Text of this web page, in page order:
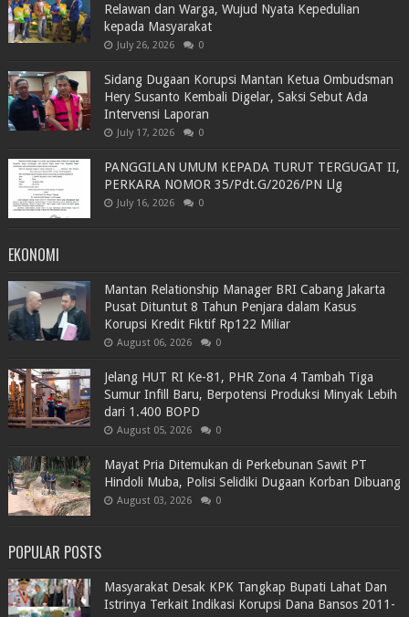
Relawan dan Warga, Wujud Nyata Kepedulian
kepada Masyarakat
July 26, 2026 0
Sidang Dugaan Korupsi Mantan Ketua Ombudsman
Hery Susanto Kembali Digelar, Saksi Sebut Ada
Intervensi Laporan
July 17, 2026 0
PANGGILAN UMUM KEPADA TURUT TERGUGAT II,
PERKARA NOMOR 35/Pdt.G/2026/PN Llg
July 16, 2026 0
EKONOMI
Mantan Relationship Manager BRI Cabang Jakarta
Pusat Dituntut 8 Tahun Penjara dalam Kasus
Korupsi Kredit Fiktif Rp122 Miliar
August 06, 2026 0
Jelang HUT RI Ke-81, PHR Zona 4 Tambah Tiga
Sumur Infill Baru, Berpotensi Produksi Minyak Lebih
dari 1.400 BOPD
August 05, 2026 0
Mayat Pria Ditemukan di Perkebunan Sawit PT
Hindoli Muba, Polisi Selidiki Dugaan Korban Dibuang
August 03, 2026 0
POPULAR POSTS
Masyarakat Desak KPK Tangkap Bupati Lahat Dan
Istrinya Terkait Indikasi Korupsi Dana Bansos 2011-